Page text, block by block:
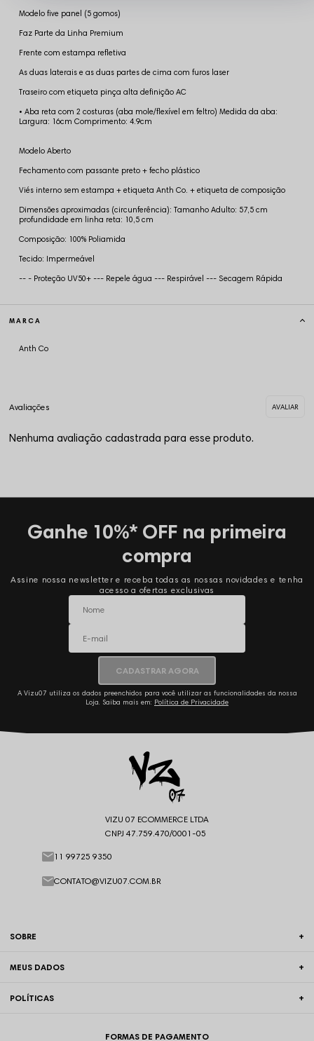
Modelo five panel (5 gomos)
Faz Parte da Linha Premium
Frente com estampa refletiva
As duas laterais e as duas partes de cima com furos laser
Traseiro com etiqueta pinça alta definição AC
• Aba reta com 2 costuras (aba mole/flexível em feltro) Medida da aba:
Largura: 16cm Comprimento: 4.9cm
Modelo Aberto
Fechamento com passante preto + fecho plástico
Viés interno sem estampa + etiqueta Anth Co. + etiqueta de composição
Dimensões aproximadas (circunferência): Tamanho Adulto: 57,5 cm
profundidade em linha reta: 10,5 cm
Composição: 100% Poliamida
Tecido: Impermeável
-- - Proteção UV50+ --- Repele água --- Respirável --- Secagem Rápida
MARCA
Anth Co
Nenhuma avaliação cadastrada para esse produto.
Ganhe 10%* OFF na primeira
compra
Assine nossa newsletter e receba todas as nossas novidades e tenha
acesso a ofertas exclusivas
CADASTRAR AGORA
A Vizu07 utiliza os dados preenchidos para você utilizar as funcionalidades da nossa
Loja. Saiba mais em: Política de Privacidade
SOBRE
MEUS DADOS
POLÍTICAS
VIZU 07 ECOMMERCE LTDA
CNPJ 47.759.470/0001-05
11 99725 9350
CONTATO@VIZU07.COM.BR
FORMAS DE PAGAMENTO